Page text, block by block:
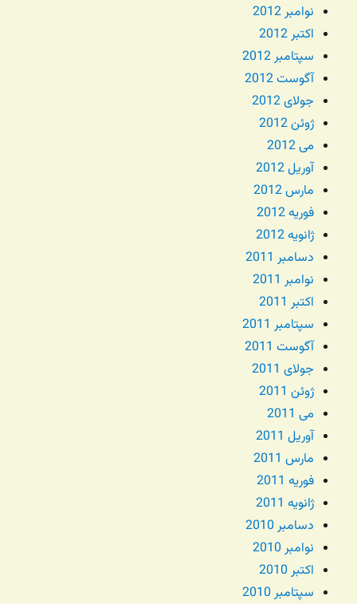
نوامبر 2012
اکتبر 2012
سپتامبر 2012
آگوست 2012
جولای 2012
ژوئن 2012
می 2012
آوریل 2012
مارس 2012
فوریه 2012
ژانویه 2012
دسامبر 2011
نوامبر 2011
اکتبر 2011
سپتامبر 2011
آگوست 2011
جولای 2011
ژوئن 2011
می 2011
آوریل 2011
مارس 2011
فوریه 2011
ژانویه 2011
دسامبر 2010
نوامبر 2010
اکتبر 2010
سپتامبر 2010